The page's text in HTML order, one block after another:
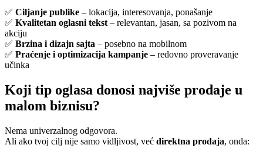
✅ Ciljanje publike – lokacija, interesovanja, ponašanje
✅ Kvalitetan oglasni tekst – relevantan, jasan, sa pozivom na
akciju
✅ Brzina i dizajn sajta – posebno na mobilnom
✅ Praćenje i optimizacija kampanje – redovno proveravanje
učinka
Koji tip oglasa donosi najviše prodaje u
malom biznisu?
Nema univerzalnog odgovora.
Ali ako tvoj cilj nije samo vidljivost, već direktna prodaja, onda: